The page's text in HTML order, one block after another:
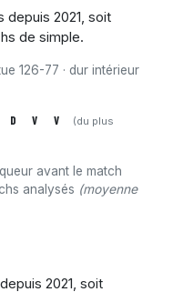
depuis 2021, soit
de simple.
126-77 · dur intérieur
D V V
(du plus
avant le match
analysés (moyenne
2021, soit